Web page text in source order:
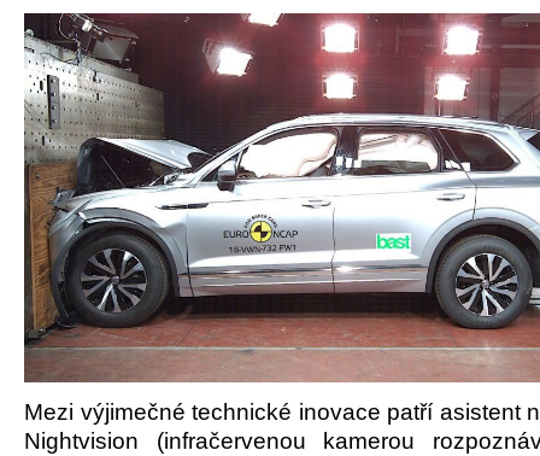
Mezi výjimečné technické inovace patří asistent
Nightvision (infračervenou kamerou